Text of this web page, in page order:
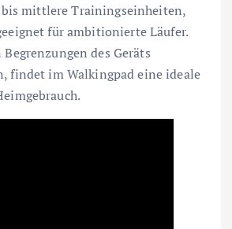
mittlere Trainingseinheiten,
für ambitionierte Läufer.
des Geräts
findet im Walkingpad eine ideale